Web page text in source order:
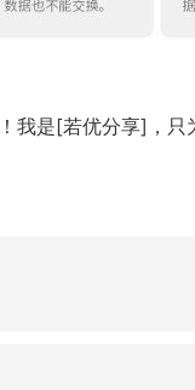
我是[若优分享]，只